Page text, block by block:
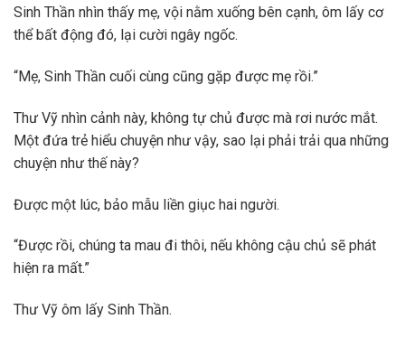
Sinh Thần nhìn thấy mẹ, vội nằm xuống bên cạnh, ôm lấy cơ
thể bất động đó, lại cười ngây ngốc.
“Mẹ, Sinh Thần cuối cùng cũng gặp được mẹ rồi.”
Thư Vỹ nhìn cảnh này, không tự chủ được mà rơi nước mắt.
Một đứa trẻ hiểu chuyện như vậy, sao lại phải trải qua những
chuyện như thế này?
Được một lúc, bảo mẫu liền giục hai người.
“Được rồi, chúng ta mau đi thôi, nếu không cậu chủ sẽ phát
hiện ra mất.”
Thư Vỹ ôm lấy Sinh Thần.